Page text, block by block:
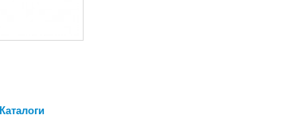
Каталоги